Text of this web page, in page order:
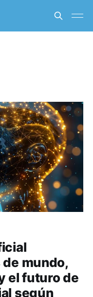
mundo,
el futuro de
según